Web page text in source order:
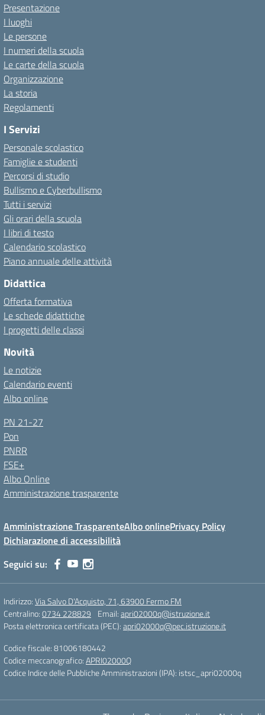
Presentazione
I luoghi
Le persone
I numeri della scuola
Le carte della scuola
Organizzazione
La storia
Regolamenti
I Servizi
Personale scolastico
Famiglie e studenti
Percorsi di studio
Bullismo e Cyberbullismo
Tutti i servizi
Gli orari della scuola
I libri di testo
Calendario scolastico
Piano annuale delle attività
Didattica
Offerta formativa
Le schede didattiche
I progetti delle classi
Novità
Le notizie
Calendario eventi
Albo online
PN 21-27
Pon
PNRR
FSE+
Albo Online
Amministrazione trasparente
Amministrazione TrasparenteAlbo onlinePrivacy Policy
Dichiarazione di accessibilità
Seguici su:
Indirizzo:Via Salvo D'Acquisto, 71, 63900 Fermo FM
Centralino:0734 228829 Email:apri02000q@istruzione.it
Posta elettronica certificata (PEC):apri02000q@pec.istruzione.it
Codice fiscale: 81006180442
Codice meccanografico:APRI02000Q
Codice Indice delle Pubbliche Amministrazioni (IPA): istsc_apri02000q